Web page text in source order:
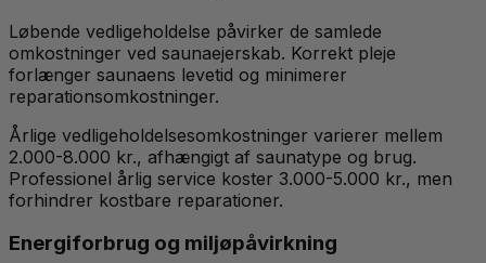
Løbende vedligeholdelse påvirker de samlede
omkostninger ved saunaejerskab. Korrekt pleje
forlænger saunaens levetid og minimerer
reparationsomkostninger.
Årlige vedligeholdelsesomkostninger varierer mellem
2.000-8.000 kr., afhængigt af saunatype og brug.
Professionel årlig service koster 3.000-5.000 kr., men
forhindrer kostbare reparationer.
Energiforbrug og miljøpåvirkning